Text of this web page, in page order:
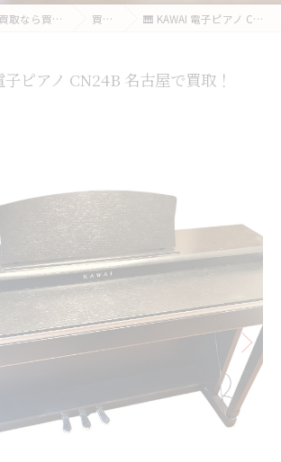
三重県四日市の買取なら買取マクサス 三重四日市店 買取実績 🎹 KAWAI 電子ピアノ CN24B 名古屋で買取！
ピアノ CN24B 名古屋で買取！